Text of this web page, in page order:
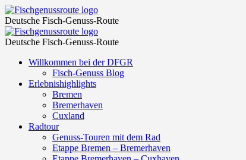
dish
–
Fischgenussroute
Fischgenussroute
Deutsche Fisch-Genuss-Route
dish
–
Fischgenussroute
Fischgenussroute
Deutsche Fisch-Genuss-Route
Skip
content
Willkommen bei der DFGR
Fisch-Genuss Blog
Erlebnishighlights
Bremen
Bremerhaven
Cuxland
Radtour
Genuss-Touren mit dem Rad
Etappe Bremen – Bremerhaven